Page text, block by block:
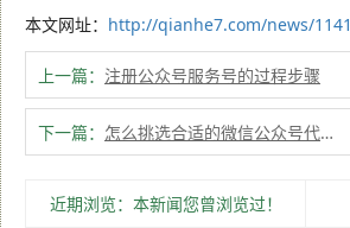
本文网址： http://qianhe7.com/news/
上一篇： 注册公众号服务号的过程步骤
下一篇： 怎么挑选合适的微信公众号代运营？
近期浏览：本新闻您曾浏览过！